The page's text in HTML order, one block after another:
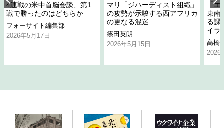
4連戦の米中首脳会談、第1
戦で勝ったのはどちらか
フォーサイト編集部
2026年5月17日
マリ「ジハーディスト組織」
の攻勢が示唆する西アフリカ
の更なる混迷
篠田英朗
2026年5月15日
「
東南
る課
イラ
高橋
2026